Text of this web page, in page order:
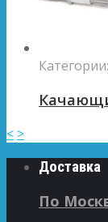
Категории:
< >
Доставка
По